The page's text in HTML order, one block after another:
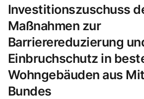
Investitionszuschuss
Maßnahmen zur
Barrierereduzierung
Einbruchschutz in
Wohngebäuden aus
Bundes